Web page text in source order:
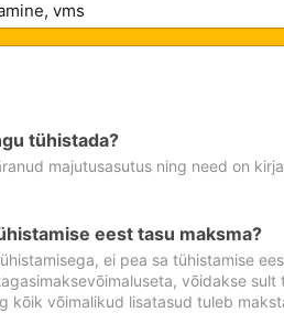
tühistada?
majutusasutus ning need on
eest tasu maksma?
ei pea sa tühistamise
võidakse
kõik võimalikud lisatasud tuleb